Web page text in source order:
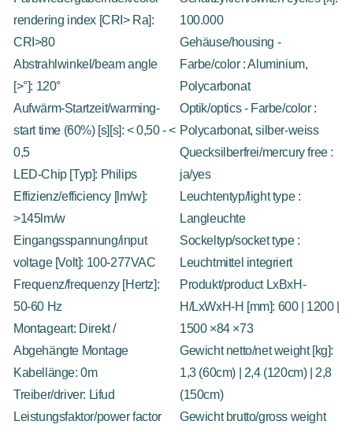
rendering index [CRI> Ra]:
CRI>80
Abstrahlwinkel/beam angle
[>°]: 120°
Aufwärm-Startzeit/warming-
start time (60%) [s][s]: < 0,50 - <
0,5
LED-Chip [Typ]: Philips
Effizienz/efficiency [lm/w]:
>145lm/w
Eingangsspannung/input
voltage [Volt]: 100-277VAC
Frequenz/frequenzy [Hertz]:
50-60 Hz
Montageart: Direkt /
Abgehängte Montage
Kabellänge: 0m
Treiber/driver: Lifud
Leistungsfaktor/power factor
100.000
Gehäuse/housing -
Farbe/color : Aluminium,
Polycarbonat
Optik/optics - Farbe/color :
Polycarbonat, silber-weiss
Quecksilberfrei/mercury free :
ja/yes
Leuchtentyp/light type :
Langleuchte
Sockeltyp/socket type :
Leuchtmittel integriert
Produkt/product LxBxH-
H/LxWxH-H [mm]: 600 | 1200 |
1500 ×84 ×73
Gewicht netto/net weight [kg]:
1,3 (60cm) | 2,4 (120cm) | 2,8
(150cm)
Gewicht brutto/gross weight